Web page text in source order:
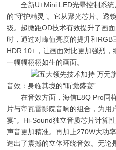
全新U+Mini LED光晕控制系统
的“守护精灵”。它从聚光芯片、透
级。超微距OD技术有效提升了画
时，通过对峰值亮度的提升和
HDR 10+，让画面对比更加强烈
一幅幅栩栩如生的画面。
音效：身临其境的“听觉盛宴”
在音效方面，海信E8Q Pro同
片与帝瓦雷影院音响的组合，为用
宴”。Hi-Sound独立音质芯片计算
声音更加精准。再加上270W大功
造出了震撼的立体环绕音效。无论